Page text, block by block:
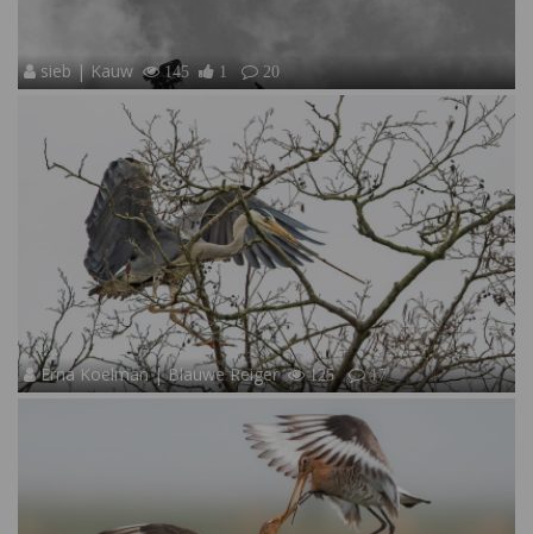
sieb | Kauw 145 1 20
Erna Koelman | Blauwe Reiger 125 17